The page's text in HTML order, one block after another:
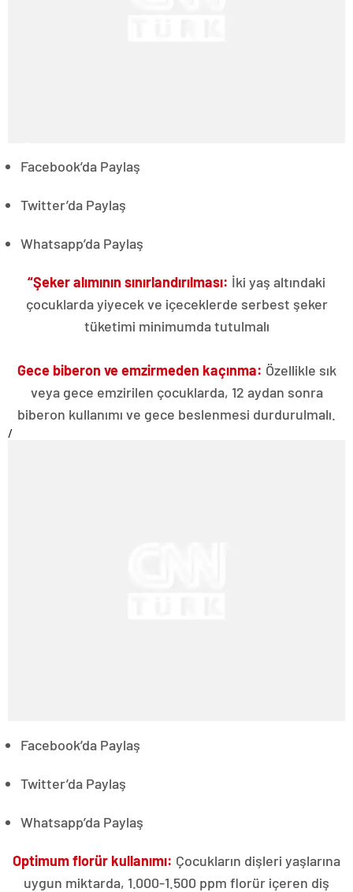
Facebook’da Paylaş
Twitter’da Paylaş
Whatsapp’da Paylaş
“Şeker alımının sınırlandırılması: İki yaş altındaki
çocuklarda yiyecek ve içeceklerde serbest şeker
tüketimi minimumda tutulmalı
Gece biberon ve emzirmeden kaçınma: Özellikle sık
veya gece emzirilen çocuklarda, 12 aydan sonra
biberon kullanımı ve gece beslenmesi durdurulmalı.
/
Facebook’da Paylaş
Twitter’da Paylaş
Whatsapp’da Paylaş
Optimum florür kullanımı: Çocukların dişleri yaşlarına
uygun miktarda, 1.000-1.500 ppm florür içeren diş